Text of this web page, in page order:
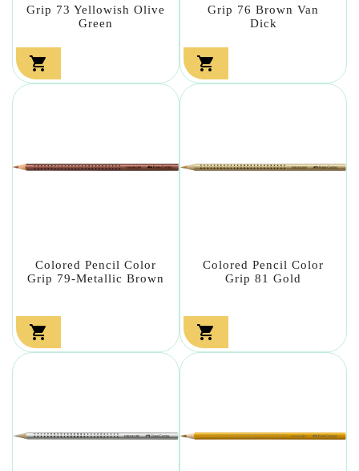
Grip 73 Yellowish Olive
Green

Grip 76 Brown Van
Dick

Colored Pencil Color
Grip 79-Metallic Brown

Colored Pencil Color
Grip 81 Gold
